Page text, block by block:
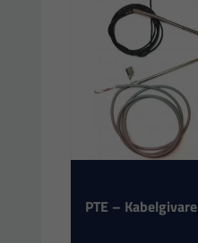
PTE – Kabelgivare